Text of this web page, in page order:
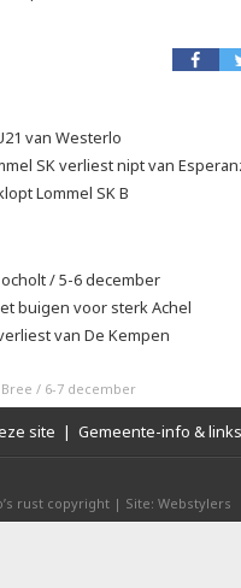
van Westerlo
SK verliest nipt van
Lommel SK B
/ 5-6 december
buigen voor sterk Achel
van De Kempen
/ 6-7 december
site | Gemeente-info & links
rust copyright | Site: Webstylers